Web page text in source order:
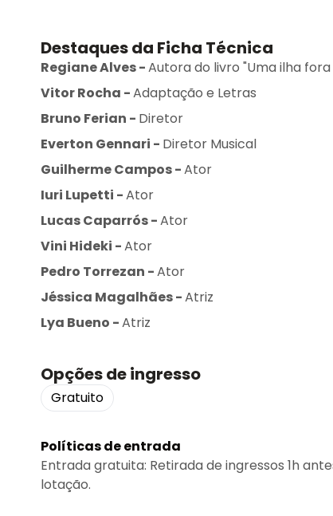
Destaques da Ficha Técnica
Regiane Alves-Autora do livro "Uma ilha
Vitor Rocha -Adaptação e Letras
Bruno Ferian - Diretor
Everton Gennari - Diretor Musical
Guilherme Campos-Ator
Iuri Lupetti -Ator
Lucas Caparrós-Ator
Vini Hideki -Ator
Pedro Torrezan -Ator
Jéssica Magalhães-Atriz
Lya Bueno -Atriz
Opções de ingresso
Gratuito
Políticas de entrada
Entrada gratuita: Retirada de ingressos 1h
lotação.